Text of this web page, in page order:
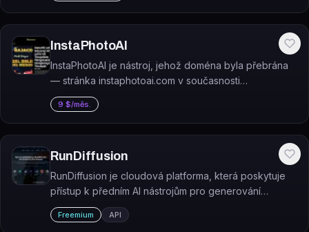
InstaPhotoAI
InstaPhotoAI je nástroj, jehož doména byla přebrána
— stránka instaphotoai.com v současnosti
nezobrazuje žádný AI nástroj, ale indonéský loterijní
web.
9 $/měs.
RunDiffusion
RunDiffusion je cloudová platforma, která poskytuje
přístup k předním AI nástrojům pro generování
obrázků a videí pod jednou licencí.
Freemium API